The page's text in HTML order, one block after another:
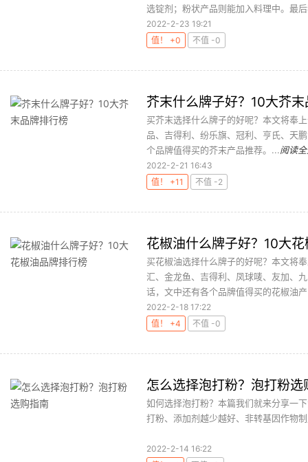
选锭剂；粉状产品则能加入料理中。最
2022-2-23 19:21
值！ +0
不值 -0
芥末什么牌子好？10大芥
买芥末选择什么牌子的好呢？本文将奉
品、吉得利、纷乐旗、冠利、亨氏、天
个品牌值得买的芥末产品推荐。...阅读
2022-2-21 16:43
值！ +11
不值 -2
花椒油什么牌子好？10大
买花椒油选择什么牌子的好呢？本文将
汇、金龙鱼、吉得利、凤球唛、友加、
话，文中还有各个品牌值得买的花椒油
2022-2-18 17:22
值！ +4
不值 -0
怎么选择泡打粉？泡打粉选
如何选择泡打粉？本篇我们就来分享一
打粉、添加剂越少越好、非转基因作物
2022-2-14 16:22